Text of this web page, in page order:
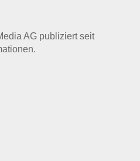
AG publiziert seit